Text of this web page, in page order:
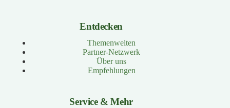
Entdecken
Themenwelten
Partner-Netzwerk
Über uns
Empfehlungen
Service & Mehr